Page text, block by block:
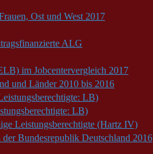
Ost und West 2017
ALG
im Jobcentervergleich 2017
und Länder 2010 bis 2016
LB)
LB)
Leistungsberechtigte (Hartz IV)
Bundesrepublik Deutschland 2016